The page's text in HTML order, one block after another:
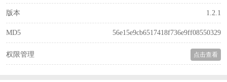
版本 1.2.1
MD5 56e15e9cb6517418f736e9ff08550329
权限管理 点击查看